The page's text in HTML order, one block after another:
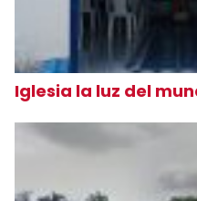
Iglesia la luz del